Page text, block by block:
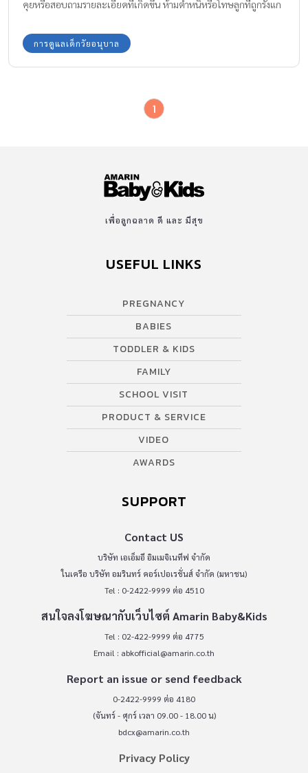
คุยหรือสอบถามรายละเอียดที่เกิดขึ้น ห้ามตำหนิหรือโทษลูกที่ถูกรังแก
และอื่นๆ
การดูแลเด็กวัยอนุบาล
1
เพื่อลูกฉลาด ดี และ มีสุข
USEFUL LINKS
PREGNANCY
BABIES
TODDLER & KIDS
FAMILY
SCHOOL VISIT
PRODUCT & SERVICE
VIDEO
AWARDS
SUPPORT
Contact US
บริษัท เอเอ็มอี อิมเมจิเนทีฟ จำกัด
ในเครือ บริษัท อมรินทร์ คอร์เปอเรชั่นส์ จำกัด (มหาชน)
Tel : 0-2422-9999 ต่อ 4510
สนใจลงโฆษณากับเว็บไซต์ Amarin Baby&Kids
Tel : 02-422-9999 ต่อ 4775
Email : abkofficial@amarin.co.th
Report an issue or send feedback
0-2422-9999 ต่อ 4180
(จันทร์ - ศุกร์ เวลา 09.00 - 18.00 น)
bdcx@amarin.co.th
Privacy Policy